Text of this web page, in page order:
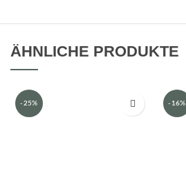
ÄHNLICHE PRODUKTE
-25% -16%